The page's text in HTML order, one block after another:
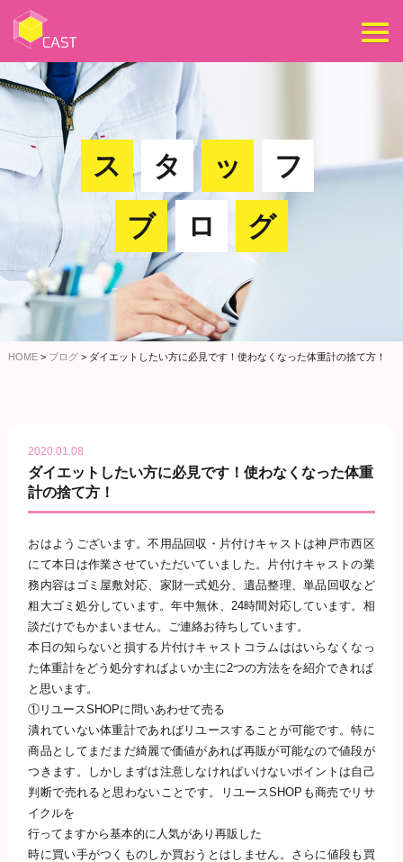
ス タ ッ
フ
ブ
ロ グ
HOME> ブログ> ダイエットしたい方に必見です！使わなくなった体重計の捨て方！
2020.01.08
ダイエットしたい方に必見です！使わなくなった体重
計の捨て方！
おはようございます。不用品回収・片付けキャストは神戸市西区
にて本日は作業させていただいていました。片付けキャストの業
務内容はゴミ屋敷対応、家財一式処分、遺品整理、単品回収など
粗大ゴミ処分しています。年中無休、 24時間対応しています。相
談だけでもかまいません。ご連絡お待ちしています。
本日の知らないと損する片付けキャストコラムははいらなくなっ
た体重計をどう処分すればよいか主に 2つの方法をを紹介できれば
と思います。
① リユースSHOPに問いあわせて売る
潰れていない体重計であればリユースすることが可能です。特に
商品としてまだまだ綺麗で価値があれば再販が可能なので値段が
つきます。しかしまずは注意しなければいけないポイントは自己
判断で売れると思わないことです。リユースSHOP も商売でリサ
イクルを
行ってますから基本的に人気があり再販した
時に買い手がつくものしか買おうとはしません。さらに値段も買